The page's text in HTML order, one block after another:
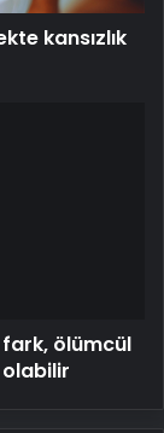
kansızlık
ölümcül
olabilir